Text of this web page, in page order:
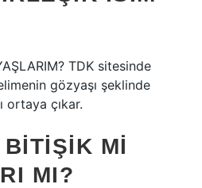
TDK sitesinde
gözyaşı şeklinde
ortaya çıkar.
MI
MI?